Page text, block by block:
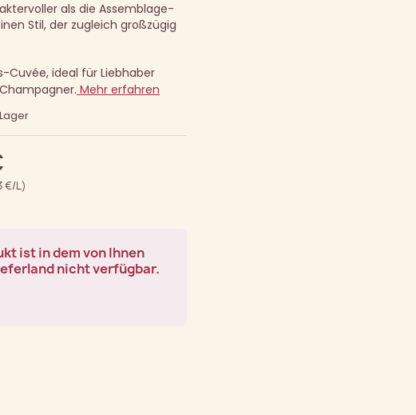
als die Assemblage-
Stil, der zugleich großzügig
Cuvée, ideal für Liebhaber
Mehr erfahren
€/L)
ist in dem von Ihnen
nicht verfügbar.